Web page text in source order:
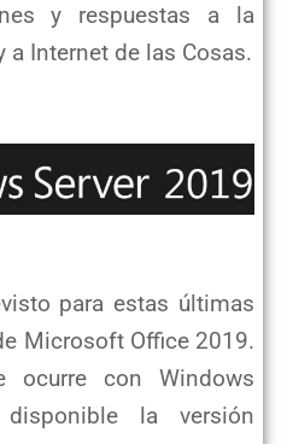
y respuestas a la
a Internet de las Cosas.
para estas últimas
Microsoft Office 2019.
ocurre con Windows
la versión